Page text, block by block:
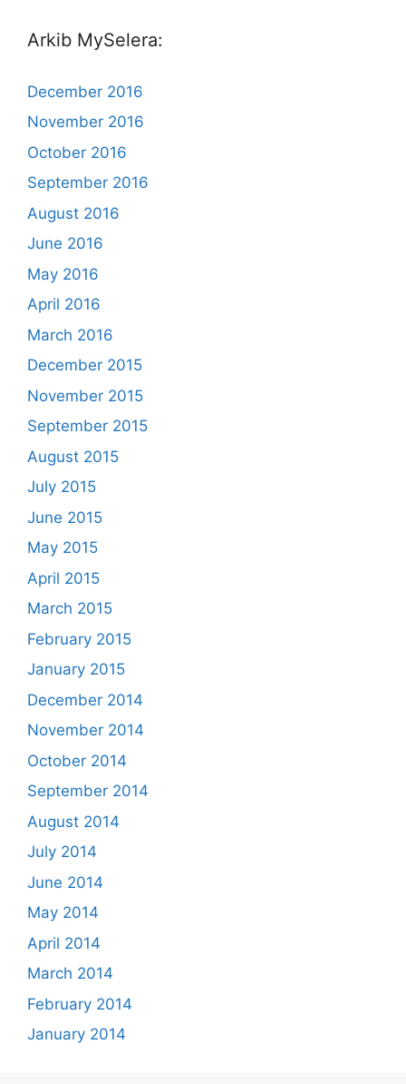
Arkib MySelera:
December 2016
November 2016
October 2016
September 2016
August 2016
June 2016
May 2016
April 2016
March 2016
December 2015
November 2015
September 2015
August 2015
July 2015
June 2015
May 2015
April 2015
March 2015
February 2015
January 2015
December 2014
November 2014
October 2014
September 2014
August 2014
July 2014
June 2014
May 2014
April 2014
March 2014
February 2014
January 2014